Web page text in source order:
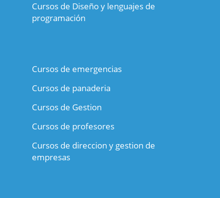
Cursos de Diseño y lenguajes de
programación
Cursos de emergencias
Cursos de panaderia
Cursos de Gestion
Cursos de profesores
Cursos de direccion y gestion de
empresas